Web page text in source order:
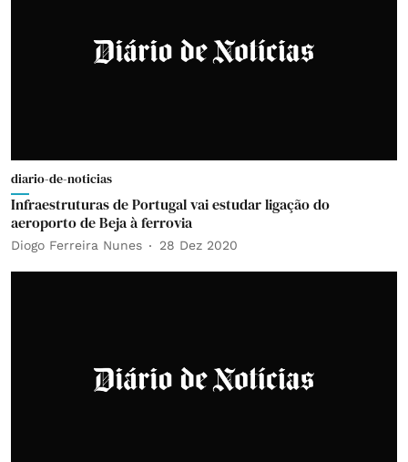
diario-de-noticias
Infraestruturas de Portugal vai estudar ligação do
aeroporto de Beja à ferrovia
Diogo Ferreira Nunes 28 Dez 2020